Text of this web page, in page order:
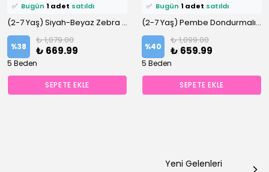
✅ Bugün 1 adet satıldı
(2-7 Yaş) Siyah-Beyaz Zebra Desen %100 Pamuklu Kısa Taytlı Altüst Takım
%38
₺ 1,079.00
₺ 669.99
5 Beden
SEPETE EKLE
✅ Bugün 1 adet satıldı
(2-7 Yaş) Pembe Dondurmalı %100 Pamuklu Kısa Taytlı Altüst Takım
%40
₺ 1,099.00
₺ 659.99
5 Beden
SEPETE EKLE
Yeni Gelenleri